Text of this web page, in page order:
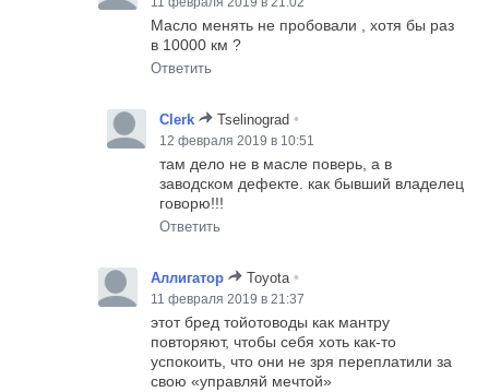
Масло менять не пробовали , хотя бы раз
в 10000 км ?
Ответить
Clerk Tselinograd •
12 февраля 2019 в 10:51
там дело не в масле поверь, а в
заводском дефекте. как бывший владелец
говорю!!!
Ответить
Аллигатор Toyota •
11 февраля 2019 в 21:37
этот бред тойотоводы как мантру
повторяют, чтобы себя хоть как-то
успокоить, что они не зря переплатили за
свою «управляй мечтой»